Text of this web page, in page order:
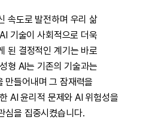
속도로 발전하며 우리 삶
기술이 사회적으로 더욱
된 결정적인 계기는 바로
형 AI는 기존의 기술과는
만들어내며 그 잠재력을
AI 윤리적 문제와 AI 위험성을
심을 집중시켰습니다.